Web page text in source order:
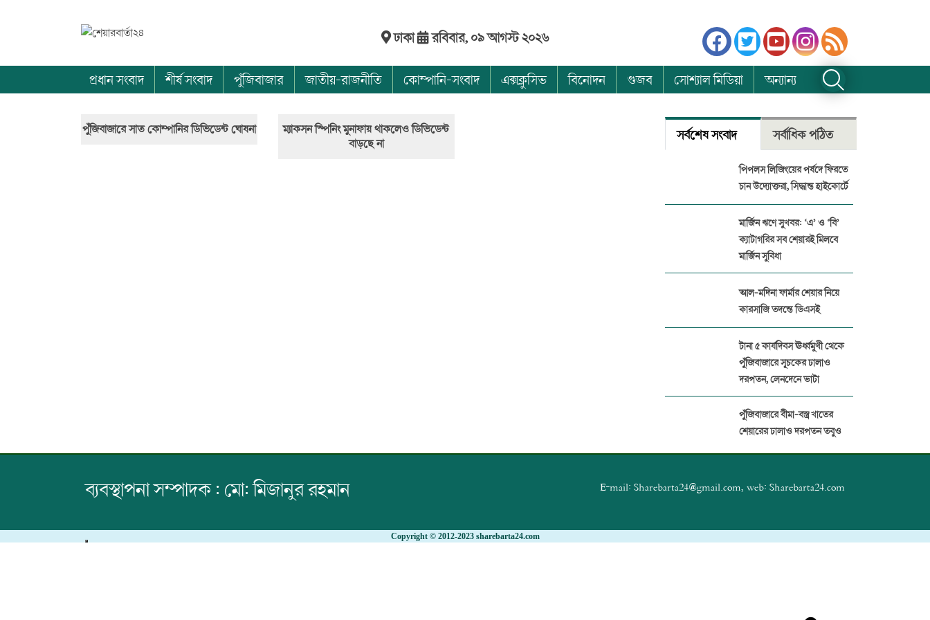
ঢাকা রবিবার, ০৯ আগস্ট ২০২৬
প্রধান সংবাদ শীর্ষ সংবাদ পুঁজিবাজার জাতীয়-রাজনীতি কোম্পানি-সংবাদ এক্সক্লুসিভ বিনোদন গুজব সোশ্যাল মিডিয়া অন্যান্য
পুঁজিবাজারে সাত কোম্পানির ডিভিডেন্ট ঘোষনা
ম্যাকসন স্পিনিং মুনাফায় থাকলেও ডিভিডেন্ট
বাড়ছে না
সর্বশেষ সংবাদ সর্বাধিক পঠিত
পিপলস লিজিংয়ের পর্ষদে ফিরতে
চান উদ্যোক্তরা, সিদ্ধান্ত হাইকোর্টে
মার্জিন ঋণে সুখবর: ‘এ’ ও ‘বি’
ক্যাটাগরির সব শেয়ারই মিলবে
মার্জিন সুবিধা
আল-মদিনা ফার্মার শেয়ার নিয়ে
কারসাজি তদন্তে ডিএসই
টানা ৫ কার্যদিবস ঊর্ধ্বমুখী থেকে
পুঁজিবাজারে সূচকের ঢালাও
দরপতন, লেনদেনে ভাটা
পুঁজিবাজারে বীমা-বস্ত্র খাতের
শেয়ারের ঢালাও দরপতন তবুও
প্যারামাউন্ট ইন্স্যুরেন্সের বিরুদ্ধে
ব্যবস্থাপনা সম্পাদক : মো: মিজানুর রহমান E-mail: Sharebarta24@gmail.com, web: Sharebarta24.com
Copyright © 2012-2023 sharebarta24.com